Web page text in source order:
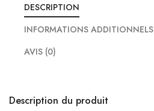
DESCRIPTION
INFORMATIONS ADDITIONNELS
AVIS (0)
Description du produit